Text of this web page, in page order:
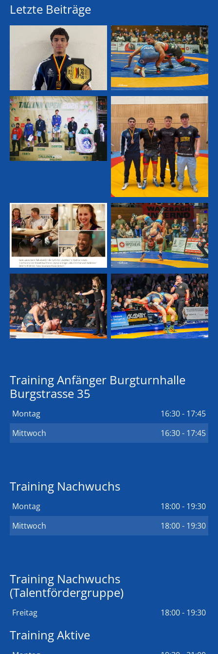
Letzte Beiträge
Training Anfänger Burgturnhalle
Burgstrasse 35
Montag
16:30 - 17:45
Mittwoch
16:30 - 17:45
Training Nachwuchs
Montag
18:00 - 19:30
Mittwoch
18:00 - 19:30
Training Nachwuchs
(Talentfördergruppe)
Freitag 18:00 - 19:30
Training Aktive